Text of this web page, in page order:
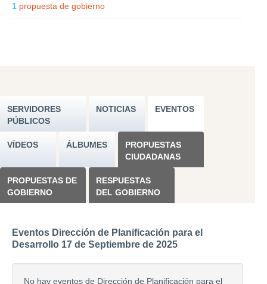
1 propuesta de gobierno
SERVIDORES
PÚBLICOS
NOTICIAS EVENTOS
VÍDEOS ÁLBUMES
PROPUESTAS
CIUDADANAS
PROPUESTAS DE
GOBIERNO
RESPUESTAS
DEL GOBIERNO
Eventos Dirección de Planificación para el
Desarrollo 17 de Septiembre de 2025
No hay eventos de Dirección de Planificación para el